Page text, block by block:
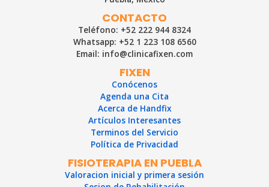
CONTACTO
Teléfono: +52 222 944 8324
Whatsapp: +52 1 223 108 6560
Email: info@clinicafixen.com
FIXEN
Conócenos
Agenda una Cita
Acerca de Handfix
Artículos Interesantes
Terminos del Servicio
Política de Privacidad
FISIOTERAPIA EN PUEBLA
Valoracion inicial y primera sesión